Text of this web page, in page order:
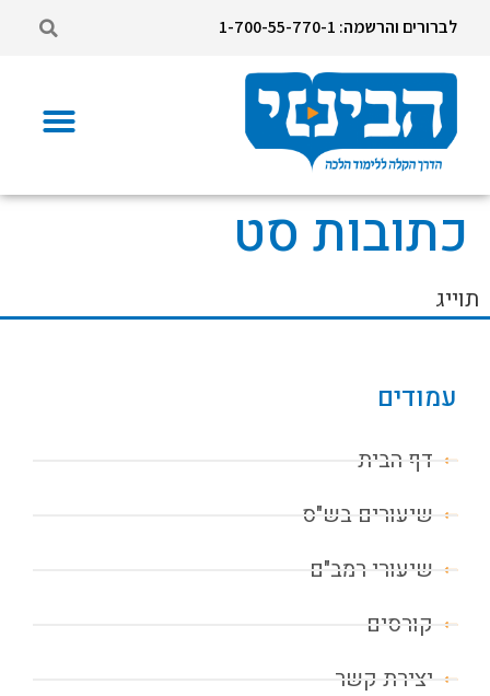
לברורים והרשמה: 1-700-55-770-1
כתובות סט
תוייג
עמודים
דף הבית
שיעורים בש"ס
שיעורי רמב"ם
קורסים
יצירת קשר